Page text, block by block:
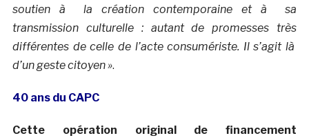
soutien à la création contemporaine et à sa
transmission culturelle : autant de promesses très
différentes de celle de l’acte consumériste. Il s’agit là
d’un geste citoyen ».
40 ans du CAPC
Cette opération original de financement